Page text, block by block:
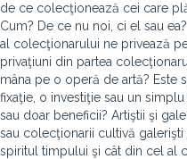
de ce colecţionează cei care
Cum? De ce nu noi, ci el sau
al colecţionarului ne privează
privaţiuni din partea
mâna pe o operă de artă?
fixaţie, o investiţie sau un
sau doar beneficii? Artiştii şi
sau colecţionarii cultivă
spiritul timpului şi cât din cel al